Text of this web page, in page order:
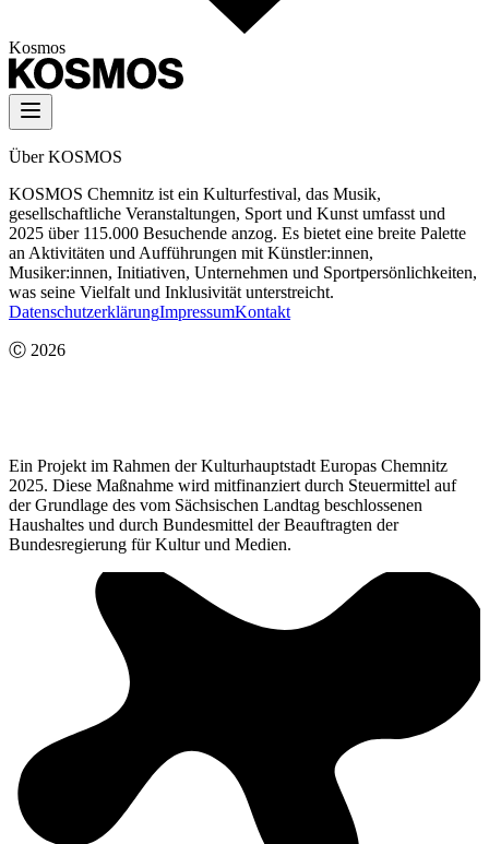
Kosmos
Über KOSMOS
KOSMOS Chemnitz ist ein Kulturfestival, das Musik,
gesellschaftliche Veranstaltungen, Sport und Kunst umfasst und
2025 über 115.000 Besuchende anzog. Es bietet eine breite Palette
an Aktivitäten und Aufführungen mit Künstler:innen,
Musiker:innen, Initiativen, Unternehmen und Sportpersönlichkeiten,
was seine Vielfalt und Inklusivität unterstreicht.
DatenschutzerklärungImpressumKontakt
Ⓒ 2026
Ein Projekt im Rahmen der Kulturhauptstadt Europas Chemnitz
2025. Diese Maßnahme wird mitfinanziert durch Steuermittel auf
der Grundlage des vom Sächsischen Landtag beschlossenen
Haushaltes und durch Bundesmittel der Beauftragten der
Bundesregierung für Kultur und Medien.